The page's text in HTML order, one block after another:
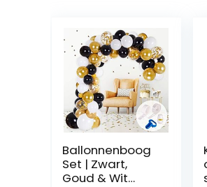
Ballonnenboog
Set | Zwart,
Goud & Wit